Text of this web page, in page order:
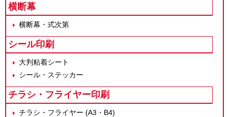
横断幕
横断幕・式次第
シール印刷
大判粘着シート
シール・ステッカー
チラシ・フライヤー印刷
チラシ・フライヤー (A3・B4)